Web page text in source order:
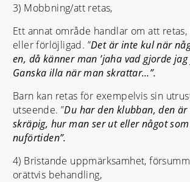
3) Mobbning/att retas,
Ett annat område handlar om att
eller förlöjligad. ”Det är inte kul när
en, då känner man ’jaha vad gjorde
Ganska illa när man skrattar…”.
Barn kan retas för exempelvis sin
utseende. ”Du har den klubban, den
skräpig, hur man ser ut eller något
nuförtiden”.
4) Bristande uppmärksamhet,
orättvis behandling,